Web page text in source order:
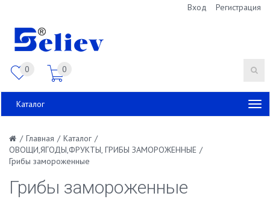
Вход Регистрация
0 0
Каталог
/ Главная / Каталог /
ОВОЩИ,ЯГОДЫ,ФРУКТЫ, ГРИБЫ ЗАМОРОЖЕННЫЕ /
Грибы замороженные
Грибы замороженные